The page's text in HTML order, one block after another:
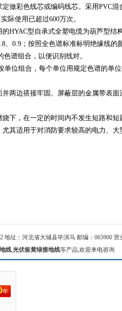
做彩色线芯或编码线芯。采用PVC
际使用已超过600万次。
型自承式全塑电缆为葫芦型结构
0.9；按照全色谱标准标明绝缘线的
谱组合，以便识别线对。
位组合，每个单位用规定色谱的单
边搭接牢固。屏蔽层的金属带表面
，在一定的时间内不发生短路和短
其适用于对消防要求较高的电力、
地址：河北省大城县毕演马 邮编：065900 营
线,光伏板黄绿接地线等产品,欢迎来电咨询
年